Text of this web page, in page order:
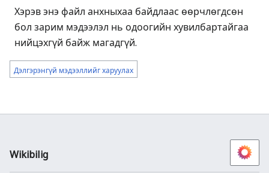
Хэрэв энэ файл анхныхаа байдлаас өөрчлөгдсөн
бол зарим мэдээлэл нь одоогийн хувилбартайгаа
нийцэхгүй байж магадгүй.
Дэлгэрэнгүй мэдээллийг харуулах
Wikibilig